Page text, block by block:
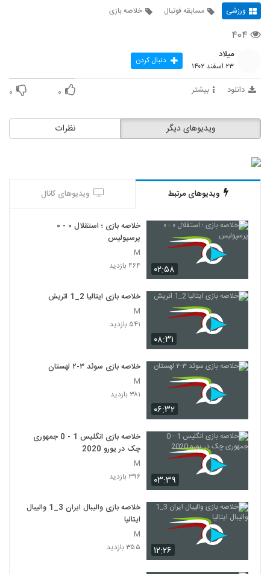
ورزشی مسابقه فوتبال خلاصه بازی
۴۰۴
میلاد
۲۳ اسفند ۱۴۰۲ دنبال کردن
دانلود بیشتر ۰ ۰
نظرات ویدیوهای دیگر
ویدیوهای مرتبط ویدیوهای کانال
۰۲:۵۸
خلاصه بازی ؛ استقلال ۰ - ۰
پرسپولیس
M
۴۶۴ بازدید
۰۸:۳۱
خلاصه بازی ایتالیا 2_1 اتريش
M
۵۴۱ بازدید
۰۶:۳۲
خلاصه بازی سوئد ۳-۲ لهستان
M
۳۸۱ بازدید
۰۳:۳۹
خلاصه بازی انگلیس 1 - 0 جمهوری
چک در یورو 2020
M
۳۹۶ بازدید
۱۲:۲۶
خلاصه بازی والیبال ایران 3_1 والیبال
ایتالیا
M
۳۵۵ بازدید